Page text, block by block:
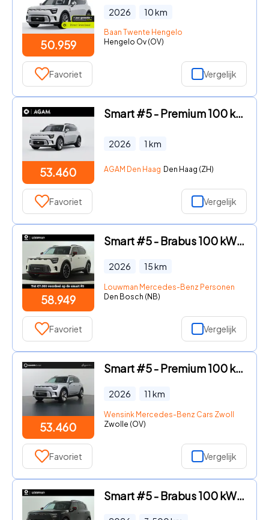
50.959
2026 10km
Baan Twente Hengelo
Hengelo Ov (OV)
Favoriet Vergelijk
53.460
Smart #5 - Premium 100 kWh
2026 1 km
AGAM Den Haag Den Haag (ZH)
Favoriet Vergelijk
58.949
Smart #5 - Brabus 100 kWh | Head-up Display | Warmtepomp | Matrix LED-k
2026 15km
Louwman Mercedes-Benz Personenwagens
Den Bosch (NB)
Favoriet Vergelijk
53.460
Smart #5 - Premium 100 kWh | Warmtepomp | Sennheiser Audio | Head-Up Di
2026 11 km
Wensink Mercedes-Benz Cars Zwolle
Zwolle (OV)
Favoriet Vergelijk
Smart #5 - Brabus 100 kWh 646 PK | Stoelverwarming | Soundsystem | Acht